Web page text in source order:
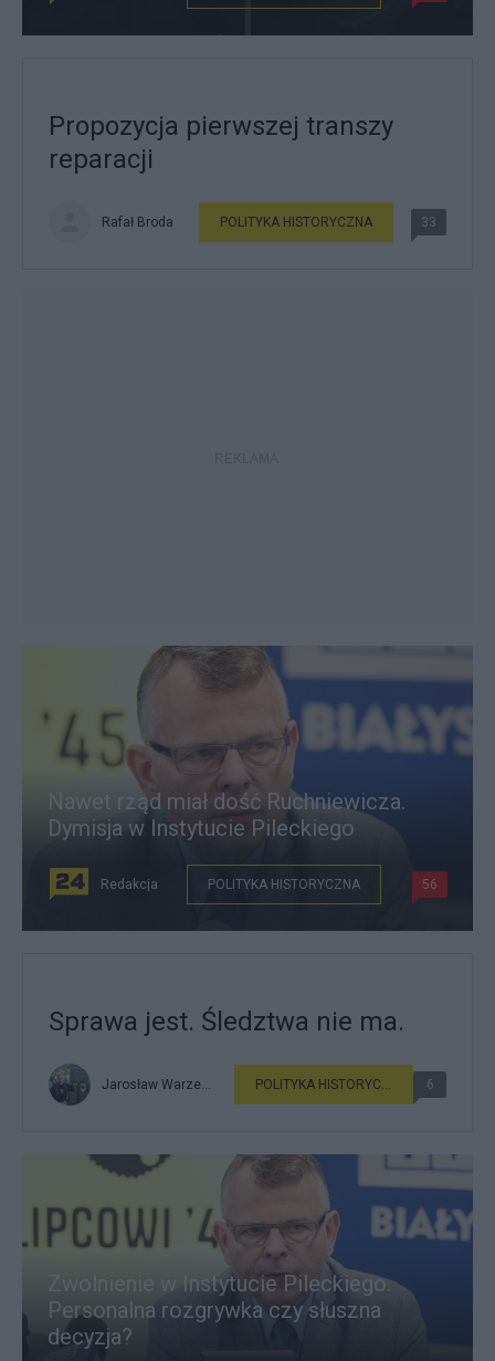
Propozycja pierwszej transzy
reparacji
Rafał Broda POLITYKA HISTORYCZNA 33
Nawet rząd miał dość Ruchniewicza.
Dymisja w Instytucie Pileckiego
Redakcja POLITYKA HISTORYCZNA 56
Sprawa jest. Śledztwa nie ma.
Jarosław Warzecha POLITYKA HISTORYCZNA 6
Zwolnienie w Instytucie Pileckiego.
Personalna rozgrywka czy słuszna
decyzja?